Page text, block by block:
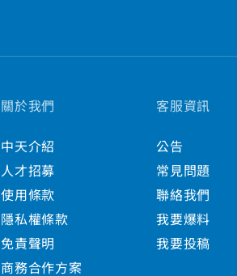
關於我們
中天介紹
人才招募
使用條款
隱私權條款
免責聲明
商務合作方案
客服資訊
公告
常見問題
聯絡我們
我要爆料
我要投稿